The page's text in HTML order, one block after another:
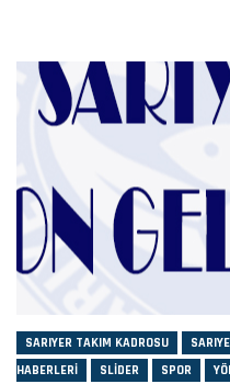
SARIYER TAKIM KADROSU
HABERLERI
SLIDER SPOR